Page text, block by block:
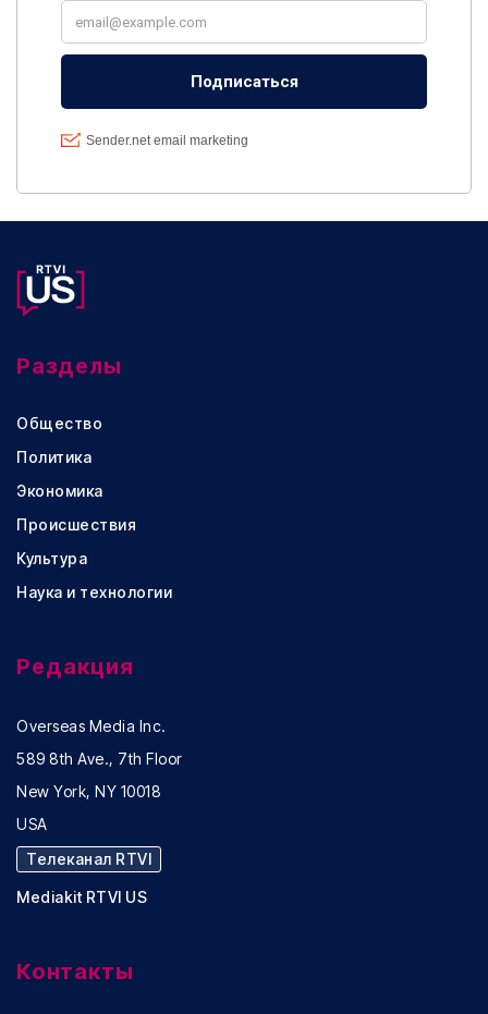
Разделы
Общество
Политика
Экономика
Происшествия
Культура
Наука и технологии
Редакция
Overseas Media Inc.
589 8th Ave., 7th Floor
New York, NY 10018
USA
Телеканал RTVI
Mediakit RTVI US
Контакты